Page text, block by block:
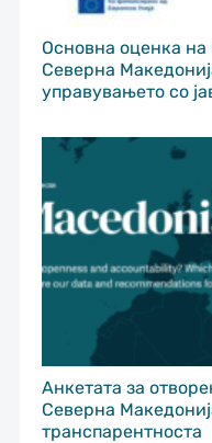
Основна оценка
Северна
управувањето со
Анкетата за
Северна
транспарентноста